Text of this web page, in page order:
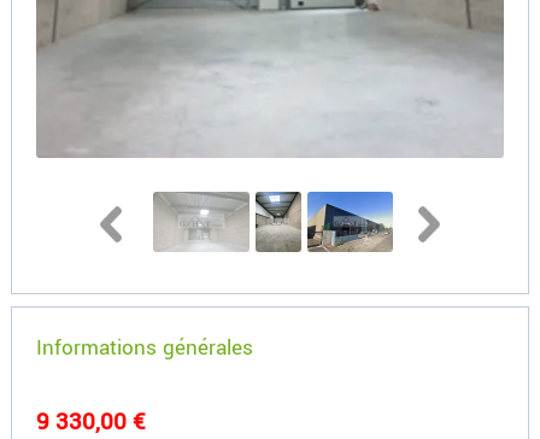
Informations générales
9 330,00 €